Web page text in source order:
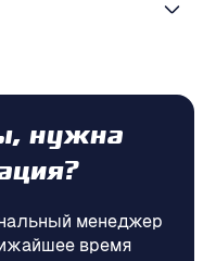
нужна
менеджер
время